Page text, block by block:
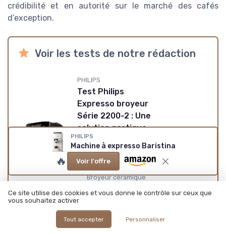
crédibilité et en autorité sur le marché des cafés
d’exception.
Voir les tests de notre rédaction
PHILIPS
Test Philips
Expresso broyeur
Série 2200-2 : Une
solution pratique
pour les amateurs
de café à domicile
+
Écran tactile intuitif
Broyeur céramique
réglage
+
★★★★★
★★★★★
PHILIPS
Machine à expresso Baristina
🔥 Voir l'offre
Ce site utilise des cookies et vous donne le contrôle sur ceux que
vous souhaitez activer
Tout accepter Personnaliser